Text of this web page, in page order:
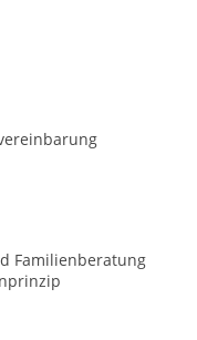
Familienberatung